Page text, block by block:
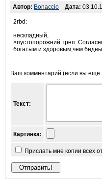
Автор: Bonaccio Дата:
2rbd:
нескладный,
>пустопорожний треп.
богатым и здоровым,чем
Ваш комментарий (если вы еще
Текст:
Картинка:
Прислать мне копии всех